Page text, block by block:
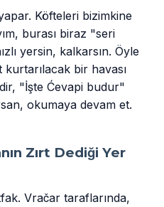
Köfteleri bizimkine
burası biraz "seri
yersin, kalkarsın. Öyle
bir havası
"İşte Ćevapi budur"
okumaya devam et.
Zırt Dediği Yer
Vračar taraflarında,